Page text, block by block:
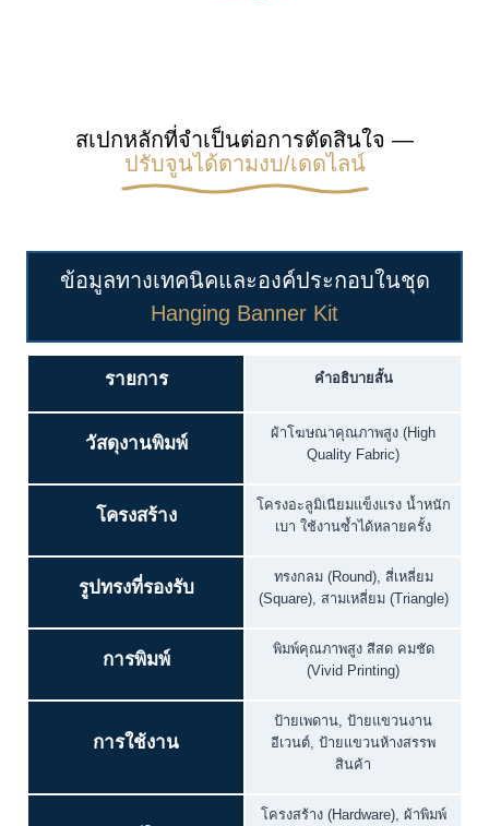
สเปกหลักที่จำเป็นต่อการตัดสินใจ —
ปรับจูนได้ตามงบ/เดดไลน์
ข้อมูลทางเทคนิคและองค์ประกอบในชุด
Hanging Banner Kit
รายการ คำอธิบายสั้น
วัสดุงานพิมพ์
ผ้าโฆษณาคุณภาพสูง (High
Quality Fabric)
โครงสร้าง
โครงอะลูมิเนียมแข็งแรง น้ำหนัก
เบา ใช้งานซ้ำได้หลายครั้ง
รูปทรงที่รองรับ
ทรงกลม (Round), สี่เหลี่ยม
(Square), สามเหลี่ยม (Triangle)
การพิมพ์
พิมพ์คุณภาพสูง สีสด คมชัด
(Vivid Printing)
การใช้งาน
ป้ายเพดาน, ป้ายแขวนงาน
อีเวนต์, ป้ายแขวนห้างสรรพ
สินค้า
โครงสร้าง (Hardware), ผ้าพิมพ์